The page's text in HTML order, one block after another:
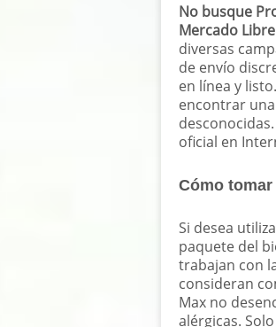
No busque
Mercado
diversas
de envío
en línea y
encontrar
oficial en
Cómo
Si desea
paquete del
trabajan con
consideran
Max no
alérgicas.